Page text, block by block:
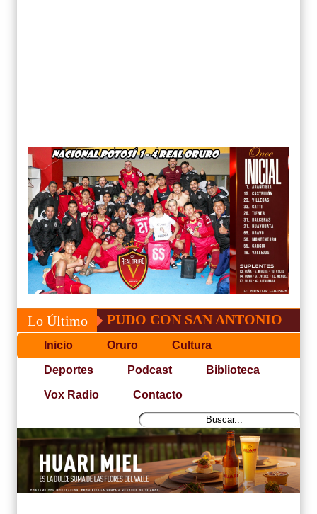
Lo Último
NO PUDO CON SAN ANTONIO
Inicio Oruro Cultura
Deportes Podcast Biblioteca
Vox Radio Contacto